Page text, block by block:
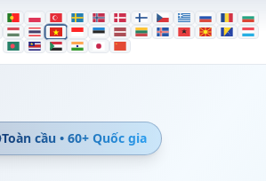
Toàn cầu • 60+ Quốc gia